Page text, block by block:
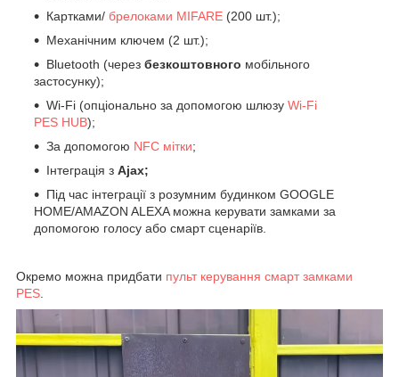
Картками/ брелоками MIFARE (200 шт.);
Механічним ключем (2 шт.);
Bluetooth (через безкоштовного мобільного
застосунку);
Wi-Fi (опціонально за допомогою шлюзу Wi-Fi
PES HUB);
За допомогою NFC мітки;
Інтеграція з Ajax;
Під час інтеграції з розумним будинком GOOGLE
HOME/AMAZON ALEXA можна керувати замками за
допомогою голосу або смарт сценаріїв.
Окремо можна придбати пульт керування смарт замками
PES